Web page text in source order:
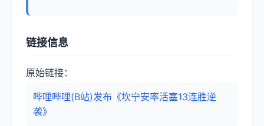
链接信息
原始链接：
哔哩哔哩(B站)发布《坎宁安率活塞13连胜逆
袭》